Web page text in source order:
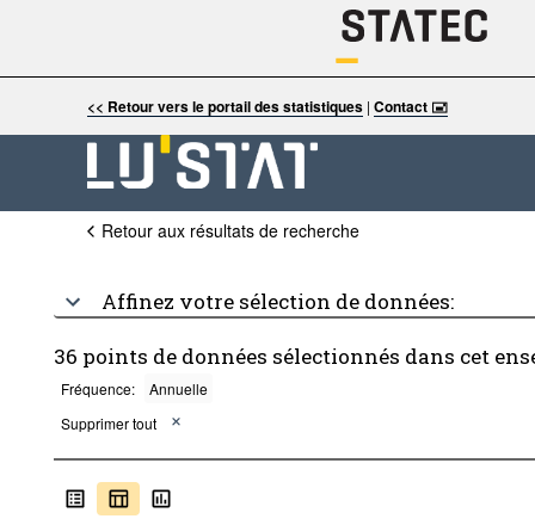
<< Retour vers le portail des statistiques |Contact 🖃
Retour aux résultats de recherche
Affinez votre sélection de données:
36 points de données sélectionnés dans cet
Fréquence:
Annuelle
Supprimer tout